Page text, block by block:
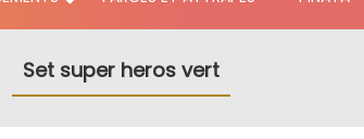
Set super heros vert